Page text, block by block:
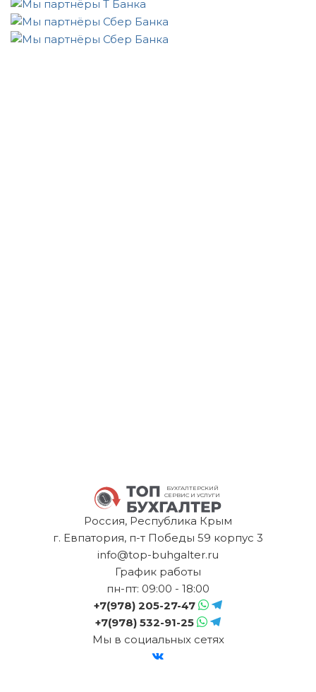
БУХГАЛТЕРСКИЙ
СЕРВИС И УСЛУГИ
Россия, Республика Крым
г. Евпатория, п-т Победы 59 корпус 3
info@top-buhgalter.ru
График работы
пн-пт: 09:00 - 18:00
+7(978) 205-27-47
+7(978) 532-91-25
Мы в социальных сетях